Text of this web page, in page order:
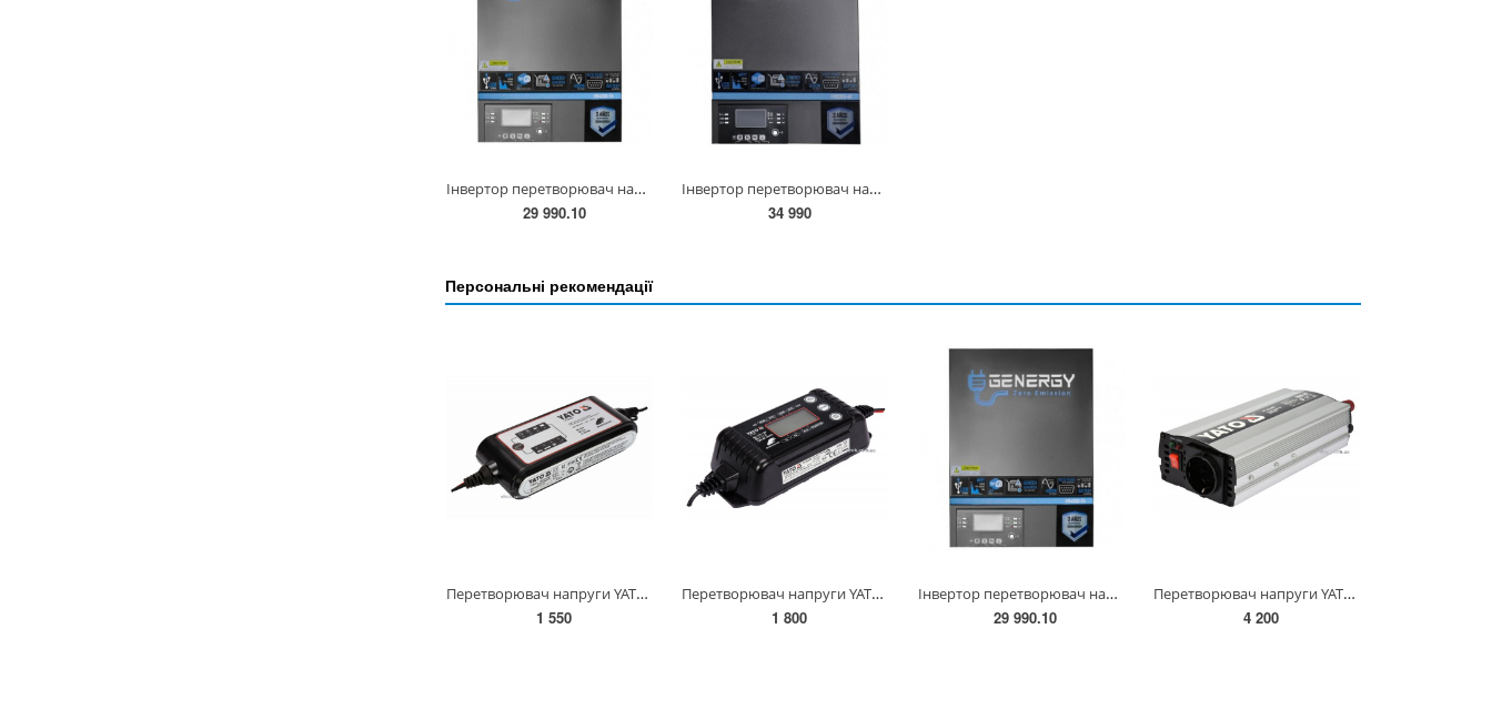
Інвертор перетворювач напруги GENERGY IFR4000-24 24-220 В 4 кВт(240070090)
29 990.10
Інвертор перетворювач напруги GENERGY IFR6000-48 48-220В 6 кВт(240071090)
34 990
Персональні рекомендації
Перетворювач напруги YATO з мережі 230 В AC в 12 В DC,для заряджання акумуляторів;4 А,5-120 АГод(DW)
1 550
Перетворювач напруги YATO з мережі 230 В AC в 6/12 В DC, 1/4 А, макс. 120 Агод [20] YT-83033
1 800
Інвертор перетворювач напруги GENERGY IFR4000-24 24-220 В 4 кВт(240070090)
29 990.10
Перетворювач напруги YATO з джерела 12 В DC в 230 В, 800 Вт AC [12/240] YT-81491
4 200